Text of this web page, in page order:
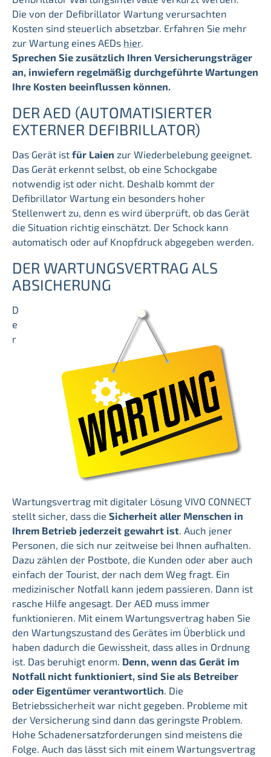
Die von der Defibrillator Wartung verursachten
Kosten sind steuerlich absetzbar. Erfahren Sie mehr
zur Wartung eines AEDs hier.
Sprechen Sie zusätzlich Ihren Versicherungsträger
an, inwiefern regelmäßig durchgeführte Wartungen
Ihre Kosten beeinflussen können.
DER AED (AUTOMATISIERTER
EXTERNER DEFIBRILLATOR)
Das Gerät ist für Laien zur Wiederbelebung geeignet.
Das Gerät erkennt selbst, ob eine Schockgabe
notwendig ist oder nicht. Deshalb kommt der
Defibrillator Wartung ein besonders hoher
Stellenwert zu, denn es wird überprüft, ob das Gerät
die Situation richtig einschätzt. Der Schock kann
automatisch oder auf Knopfdruck abgegeben werden.
DER WARTUNGSVERTRAG ALS
ABSICHERUNG
D
e
r
Wartungsvertrag mit digitaler Lösung VIVO CONNECT
stellt sicher, dass die Sicherheit aller Menschen in
Ihrem Betrieb jederzeit gewahrt ist. Auch jener
Personen, die sich nur zeitweise bei Ihnen aufhalten.
Dazu zählen der Postbote, die Kunden oder aber auch
einfach der Tourist, der nach dem Weg fragt. Ein
medizinischer Notfall kann jedem passieren. Dann ist
rasche Hilfe angesagt. Der AED muss immer
funktionieren. Mit einem Wartungsvertrag haben Sie
den Wartungszustand des Gerätes im Überblick und
haben dadurch die Gewissheit, dass alles in Ordnung
ist. Das beruhigt enorm. Denn, wenn das Gerät im
Notfall nicht funktioniert, sind Sie als Betreiber
oder Eigentümer verantwortlich. Die
Betriebssicherheit war nicht gegeben. Probleme mit
der Versicherung sind dann das geringste Problem.
Hohe Schadenersatzforderungen sind meistens die
Folge. Auch das lässt sich mit einem Wartungsvertrag